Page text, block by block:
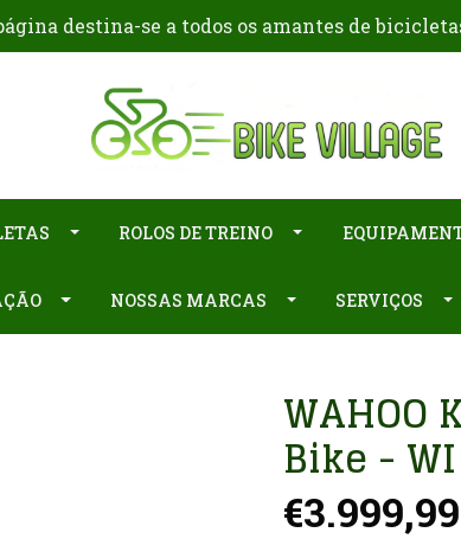
destina-se a todos os amantes de
ROLOS DE TREINO
NOSSAS MARCAS SERVIÇOS
WAHOO
Bike -
€3.999,99